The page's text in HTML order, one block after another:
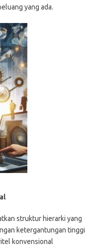
yang ada.
struktur hierarki yang
ketergantungan tinggi
konvensional